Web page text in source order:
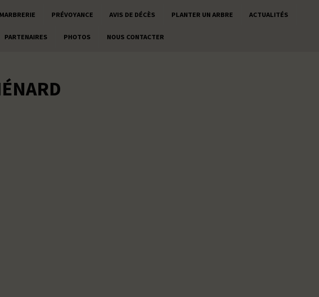
MARBRERIE PRÉVOYANCE AVIS DE DÉCÈS PLANTER UN ARBRE ACTUALITÉS
PARTENAIRES PHOTOS NOUS CONTACTER